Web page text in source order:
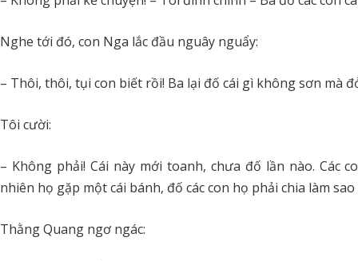
Nghe tới đó, con Nga lắc đầu nguây nguẩy:
– Thôi, thôi, tụi con biết rồi! Ba lại đố cái gì không sơn mà
Tôi cười:
– Không phải! Cái này mới toanh, chưa đố lần nào.
nhiên họ gặp một cái bánh, đố các con họ phải chia làm
Thằng Quang ngơ ngác: